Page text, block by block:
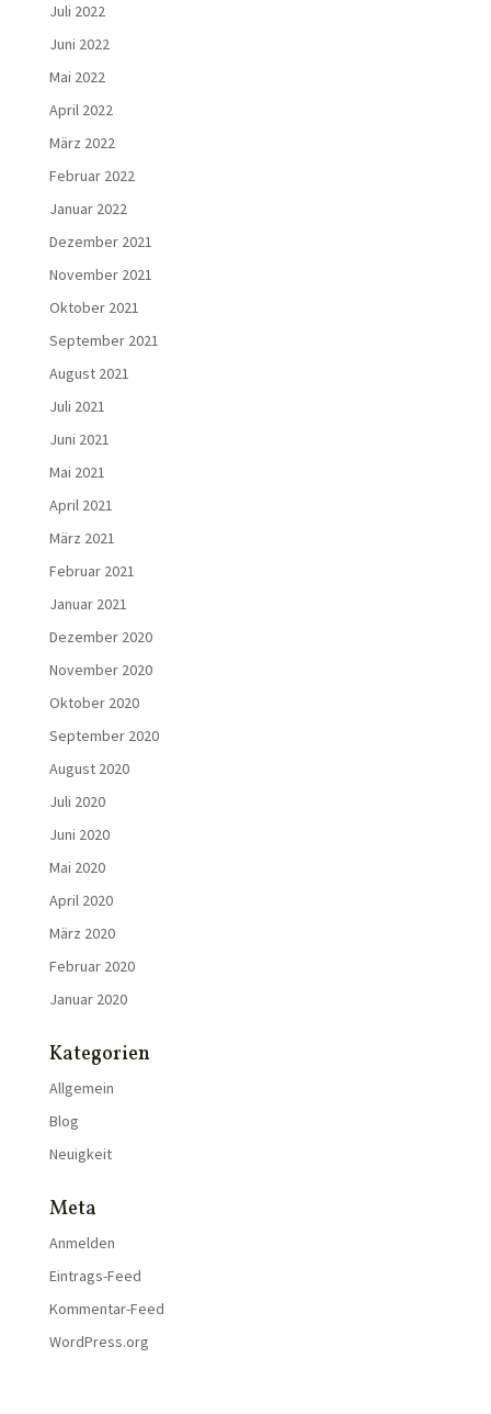
Juli 2022
Juni 2022
Mai 2022
April 2022
März 2022
Februar 2022
Januar 2022
Dezember 2021
November 2021
Oktober 2021
September 2021
August 2021
Juli 2021
Juni 2021
Mai 2021
April 2021
März 2021
Februar 2021
Januar 2021
Dezember 2020
November 2020
Oktober 2020
September 2020
August 2020
Juli 2020
Juni 2020
Mai 2020
April 2020
März 2020
Februar 2020
Januar 2020
Kategorien
Allgemein
Blog
Neuigkeit
Meta
Anmelden
Eintrags-Feed
Kommentar-Feed
WordPress.org